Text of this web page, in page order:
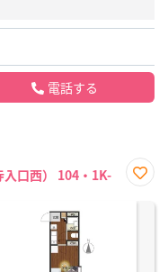
電話する
口西） 104・1K-
に入